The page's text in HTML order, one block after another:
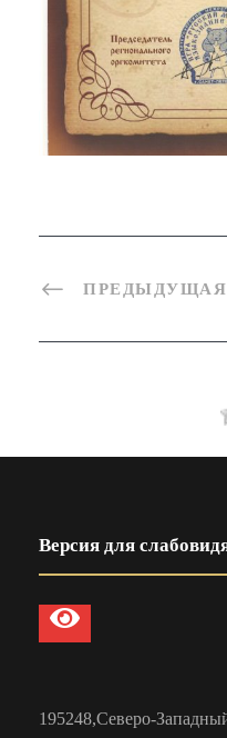
ПРЕДЫДУЩАЯ
Версия для
195248,Северо-